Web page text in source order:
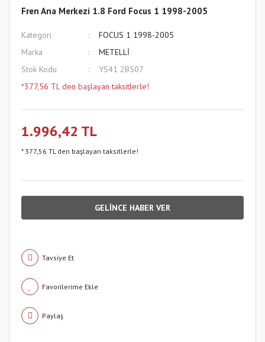
Fren Ana Merkezi 1.8 Ford Focus 1 1998-2005
Kategori
FOCUS 1 1998-2005
Marka
METELLİ
Stok Kodu
YS41 2B507
*377,56 TL den başlayan taksitlerle!
1.996,42 TL
* 377,56 TL den başlayan taksitlerle!
GELİNCE HABER VER
Tavsiye Et
Paylaş